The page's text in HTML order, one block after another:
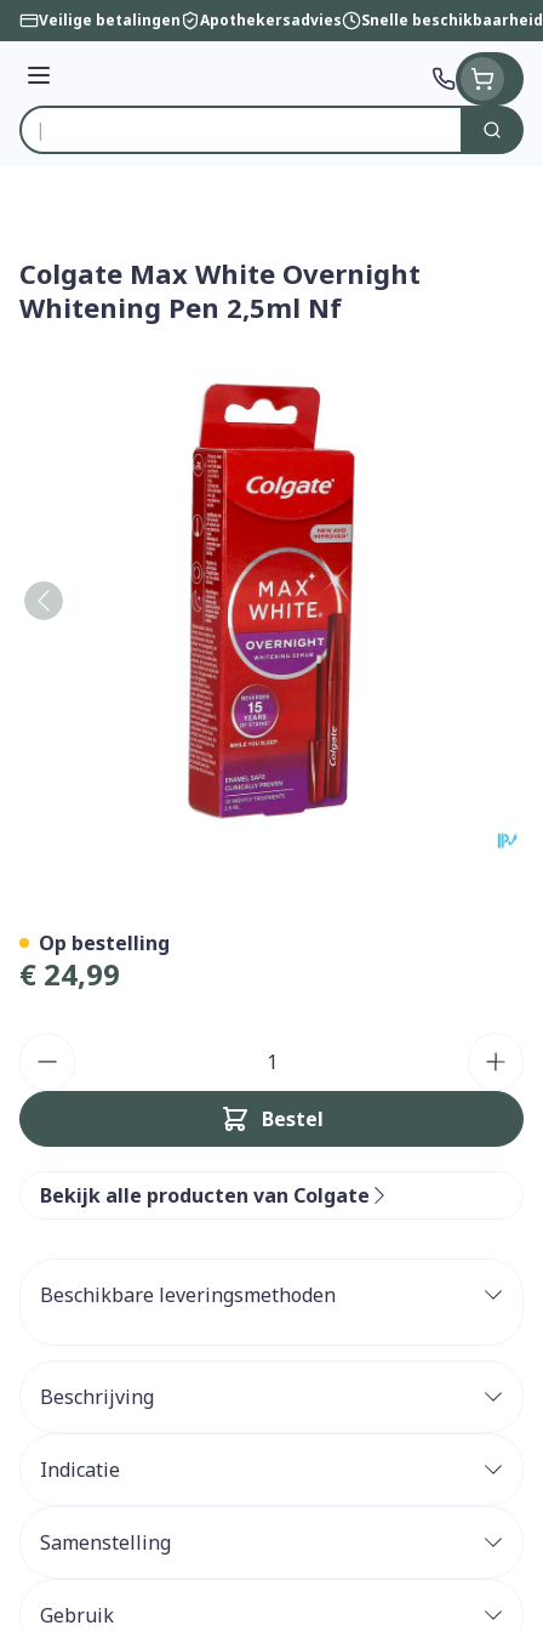
Ga naar de inhoud
Veilige betalingen Apothekersadvies Snelle beschikbaarheid
Menu
Product, merk, categorie...
Zoek
Colgate Max White Overnight
Whitening Pen 2,5ml Nf
€ 24,99
Bestel
Op bestelling
Bekijk alle producten van Colgate
Beschikbare leveringsmethoden
Beschrijving
Indicatie
Samenstelling
Gebruik